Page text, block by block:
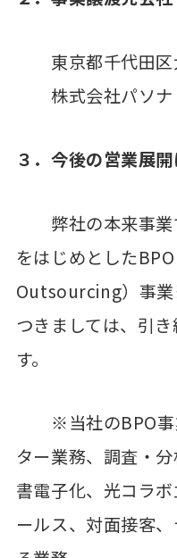
東京都千代田区
株式会社パソナ
３．今後の営業展
弊社の本来事業
をはじめとした
Outsourcing）事
つきましては、引
す。
※当社のBPO事
ター業務、調査・
書電子化、光コラ
ールス、対面接客